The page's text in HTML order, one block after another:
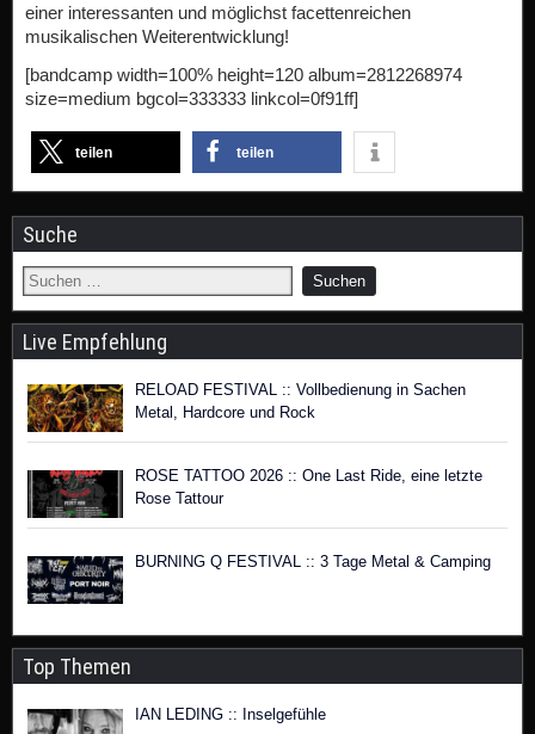
einer interessanten und möglichst facettenreichen
musikalischen Weiterentwicklung!
[bandcamp width=100% height=120 album=2812268974
size=medium bgcol=333333 linkcol=0f91ff]
teilen teilen
Suche
Live Empfehlung
RELOAD FESTIVAL :: Vollbedienung in Sachen
Metal, Hardcore und Rock
ROSE TATTOO 2026 :: One Last Ride, eine letzte
Rose Tattour
BURNING Q FESTIVAL :: 3 Tage Metal & Camping
Top Themen
IAN LEDING :: Inselgefühle